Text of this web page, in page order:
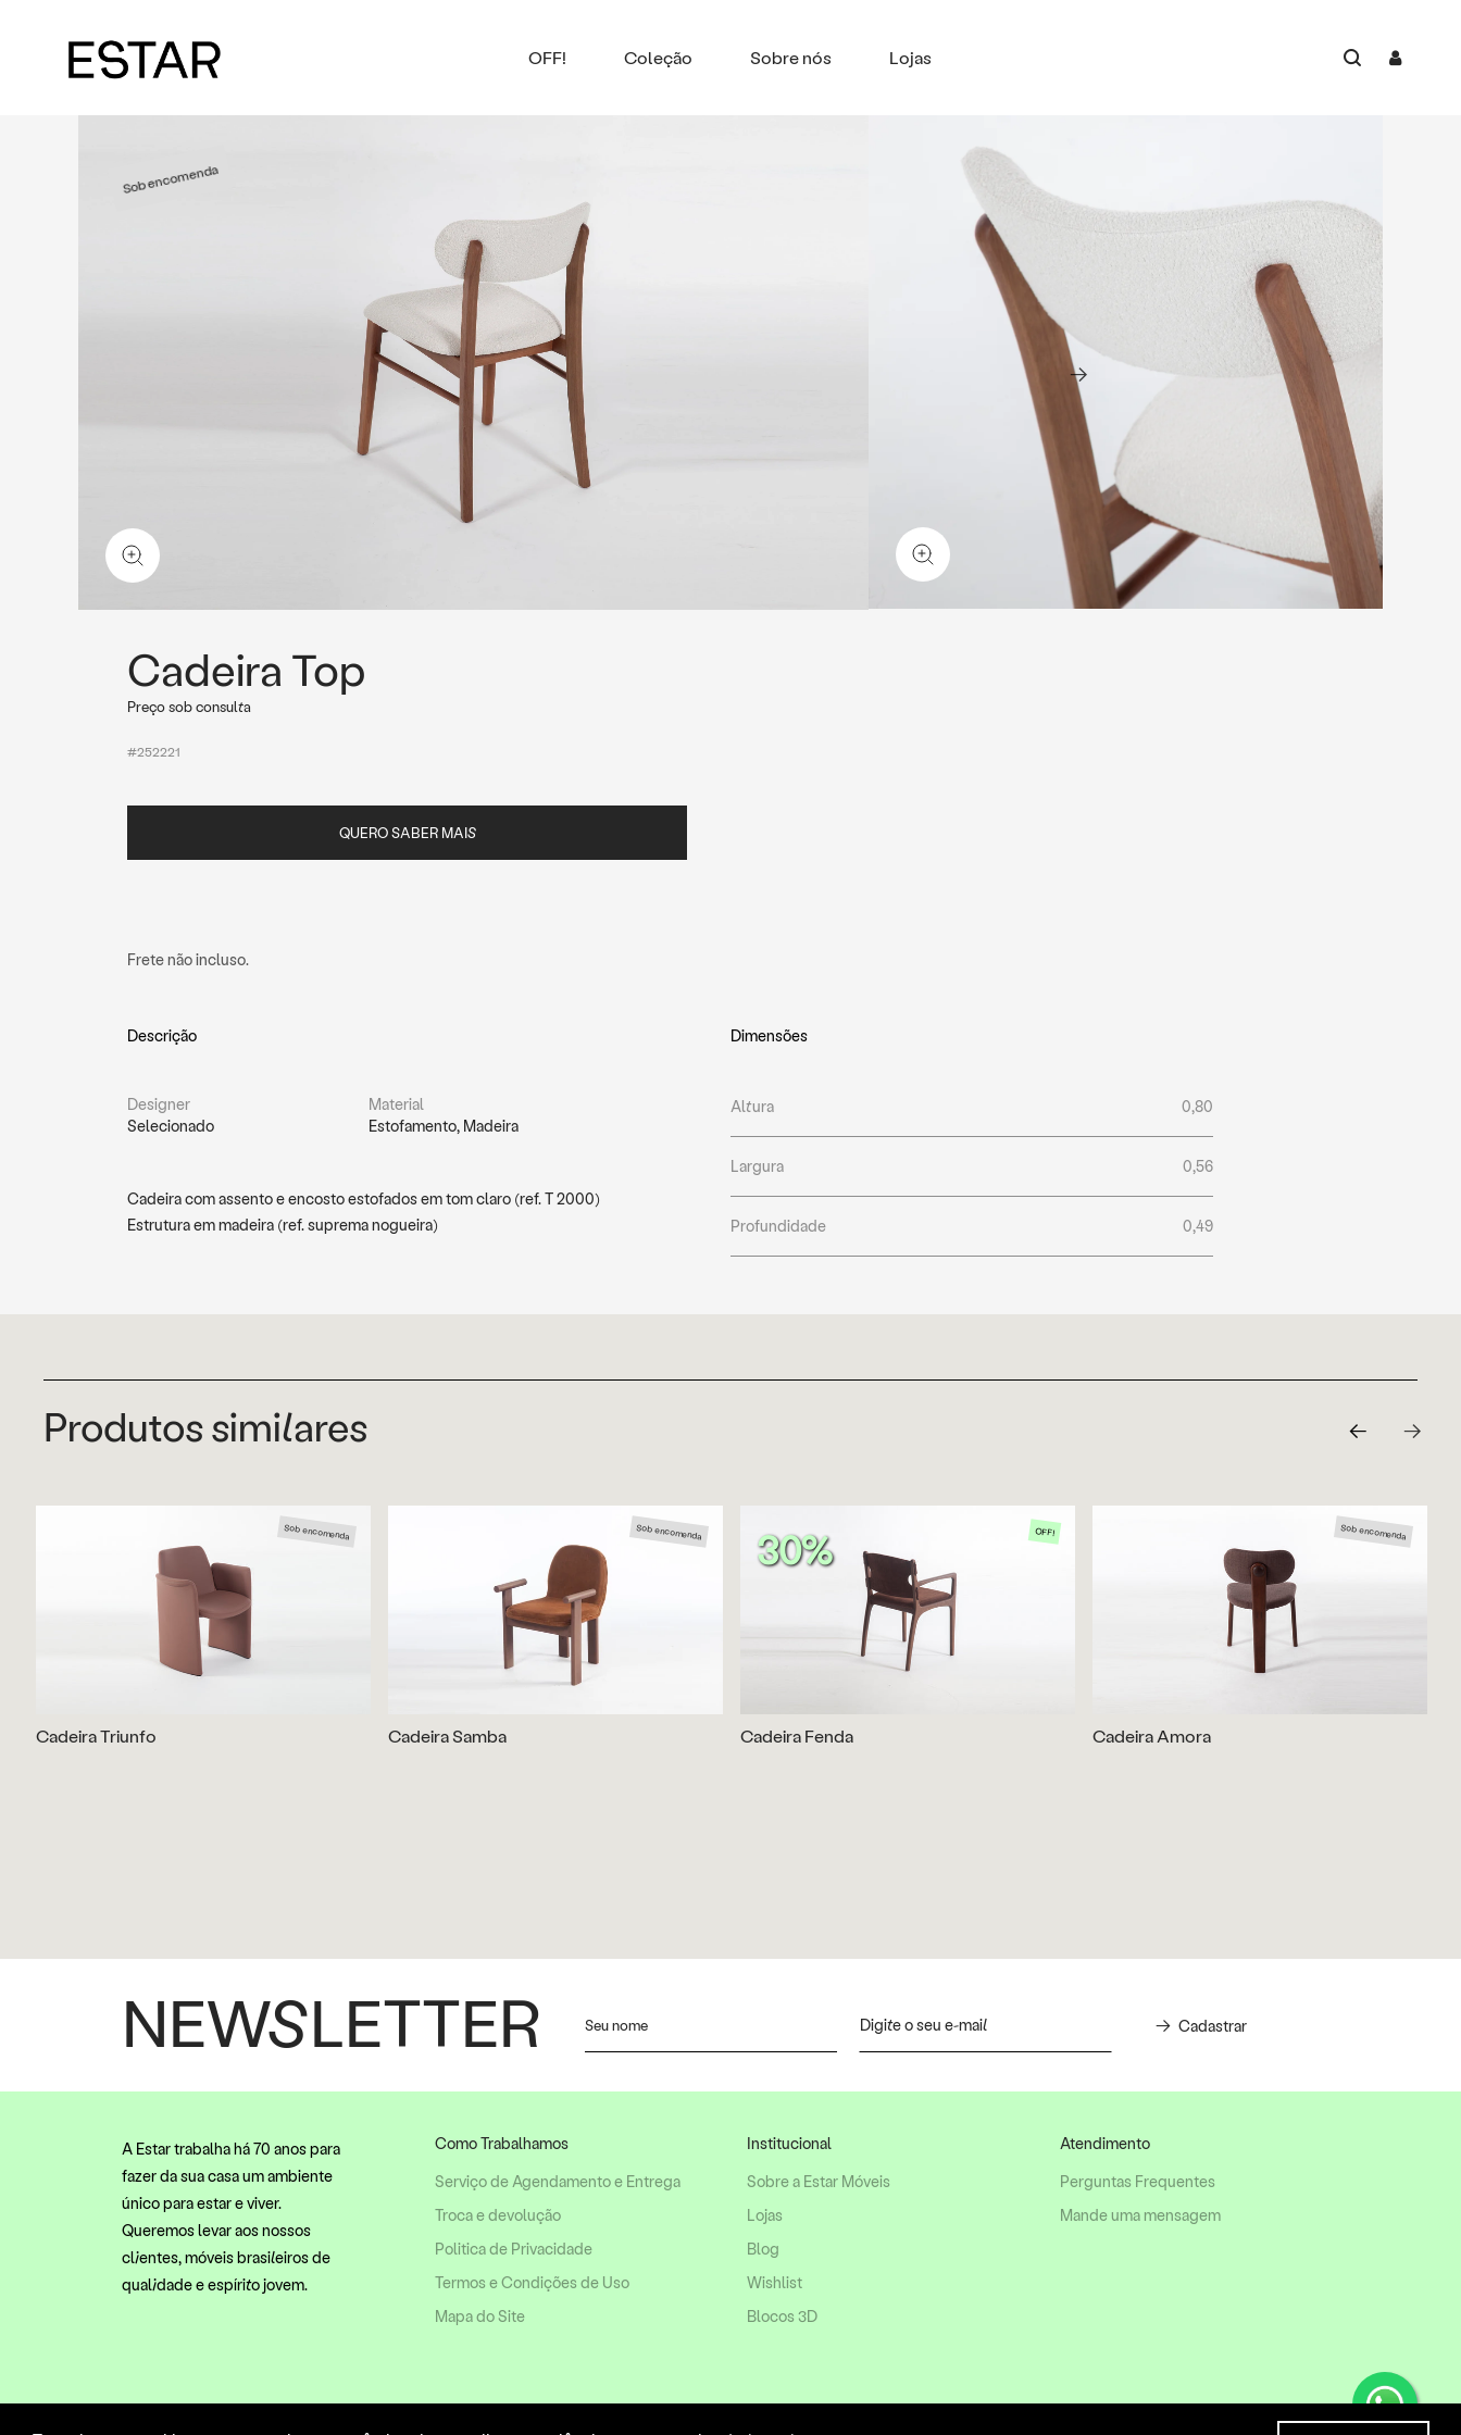
OFF! Coleção Sobre nós Lojas
Sob encomenda
Cadeira Top
Preço sob consulta
#252221
QUERO SABER MAIS
Frete não incluso.
Descrição Dimensões
Designer
Selecionado
Material
Estofamento, Madeira
Cadeira com assento e encosto estofados em tom claro (ref. T 2000)
Estrutura em madeira (ref. suprema nogueira)
Altura 0,80
Largura 0,56
Profundidade 0,49
Produtos similares
Sob encomenda
Cadeira Triunfo
Sob encomenda
Cadeira Samba
30% OFF!
Cadeira Fenda
Sob encomenda
Cadeira Amora
NEWSLETTER Cadastrar
A Estar trabalha há 70 anos para
fazer da sua casa um ambiente
único para estar e viver.
Queremos levar aos nossos
clientes, móveis brasileiros de
qualidade e espírito jovem.
Como Trabalhamos
Serviço de Agendamento e Entrega
Troca e devolução
Politica de Privacidade
Termos e Condições de Uso
Mapa do Site
Institucional
Sobre a Estar Móveis
Lojas
Blog
Wishlist
Blocos 3D
Atendimento
Perguntas Frequentes
Mande uma mensagem